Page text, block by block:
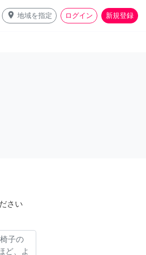
place 地域を指定 ログイン 新規登録
さい